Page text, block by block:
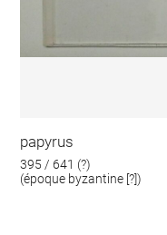
papyrus
395 / 641 (?)
(époque byzantine [?])